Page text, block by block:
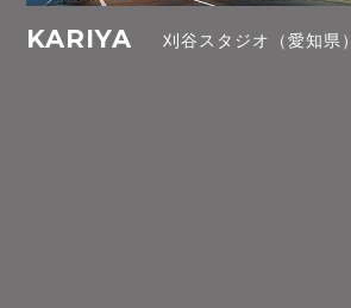
KARIYA 刈谷スタジオ（愛知県）